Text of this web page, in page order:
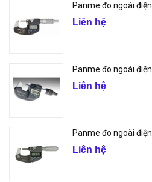
Panme đo ngoài
Liên hệ
Panme đo ngoài
Liên hệ
Panme đo ngoài
Liên hệ